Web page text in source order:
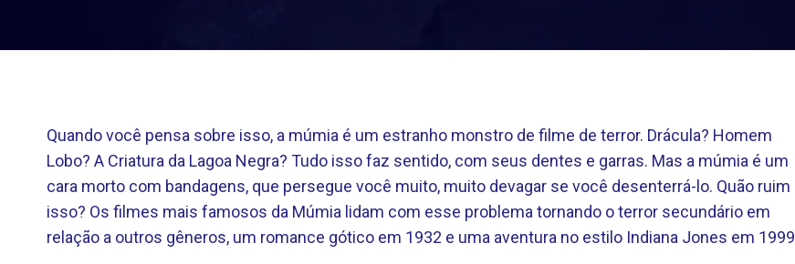
Quando você pensa sobre isso, a múmia é um estranho monstro de filme de terror. Drácula? Homem
Lobo? A Criatura da Lagoa Negra? Tudo isso faz sentido, com seus dentes e garras. Mas a múmia é um
cara morto com bandagens, que persegue você muito, muito devagar se você desenterrá-lo. Quão ruim
isso? Os filmes mais famosos da Múmia lidam com esse problema tornando o terror secundário em
relação a outros gêneros, um romance gótico em 1932 e uma aventura no estilo Indiana Jones em